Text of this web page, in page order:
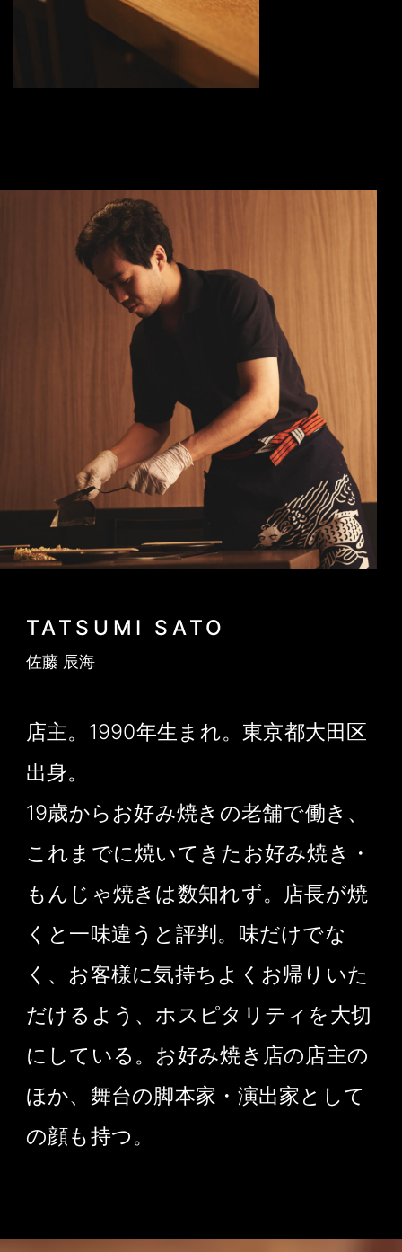
TATSUMI SATO
佐藤 辰海
店主。1990年生まれ。東京都大田区
出身。
19歳からお好み焼きの老舗で働き、
これまでに焼いてきたお好み焼き・
もんじゃ焼きは数知れず。店長が焼
くと一味違うと評判。味だけでな
く、お客様に気持ちよくお帰りいた
だけるよう、ホスピタリティを大切
にしている。お好み焼き店の店主の
ほか、舞台の脚本家・演出家として
の顔も持つ。